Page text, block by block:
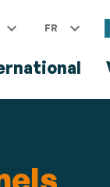
FR